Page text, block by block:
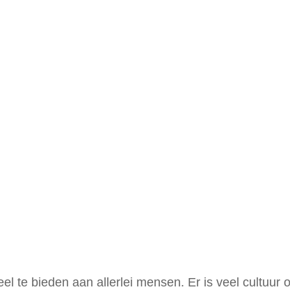
te bieden aan allerlei mensen. Er is veel cultuur